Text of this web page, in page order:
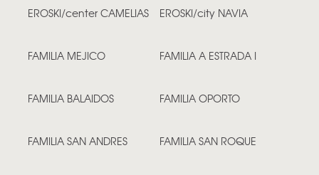
EROSKI/center CAMELIAS EROSKI/city NAVIA
FAMILIA MEJICO FAMILIA A ESTRADA I
FAMILIA BALAIDOS FAMILIA OPORTO
FAMILIA SAN ANDRES FAMILIA SAN ROQUE